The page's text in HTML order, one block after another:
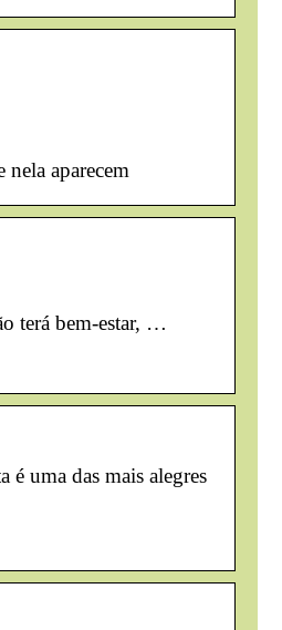
aparecem
terá bem-estar, …
uma das mais alegres